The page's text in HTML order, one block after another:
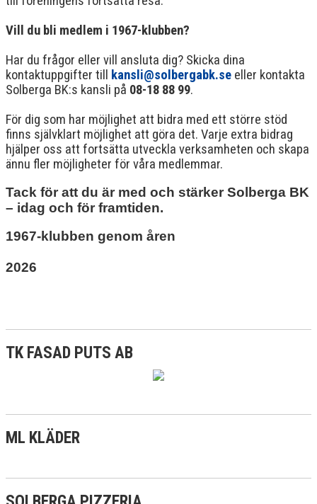
Vill du bli medlem i 1967-klubben?
Har du frågor eller vill ansluta dig? Skicka dina
kontaktuppgifter till
kansli@solbergabk.se eller kontakta
Solberga BK:s kansli på 08-18 88 99.
För dig som har möjlighet att bidra med ett större stöd
finns självklart möjlighet att göra det. Varje extra bidrag
hjälper oss att fortsätta utveckla verksamheten och skapa
ännu fler möjligheter för våra medlemmar.
Tack för att du är med och stärker Solberga BK
– idag och för framtiden.
1967-klubben genom åren
2026
TK FASAD PUTS AB
ML KLÄDER